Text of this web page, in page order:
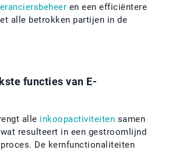
en een efficiëntere
alle betrokken partijen in de
functies van E-
alle inkoopactiviteiten samen
resulteert in een gestroomlijnd
De kernfunctionaliteiten